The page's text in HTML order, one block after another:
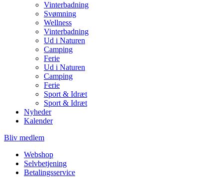
Vinterbadning
Svømning
Wellness
Vinterbadning
Ud i Naturen
Camping
Ferie
Ud i Naturen
Camping
Ferie
Sport & Idræt
Sport & Idræt
Nyheder
Kalender
Bliv medlem
Webshop
Selvbetjening
Betalingsservice